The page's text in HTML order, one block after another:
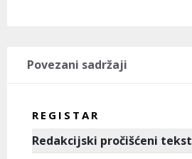
Povezani sadržaji
REGISTAR
Redakcijski pročišćeni tekst